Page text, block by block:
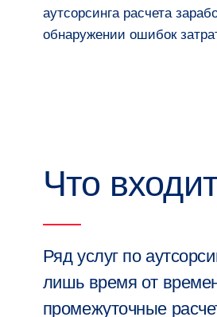
аутсорсинга расчета
обнаружении ошибок
Что
Ряд услуг по
лишь время от
промежуточные